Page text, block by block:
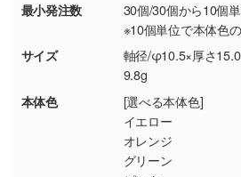
DIC・PANTONEなどのカラー
現物支給による色指定も承っ
しく見る
・背景がある画像からキャラ
使いたいです
シンプルな背景のデータや、
ター部分の輪郭がはっきりし
・お客様の元で商品を加工さ
商品が破損した場合
・商品到着後7日以上経過し
・お客様のご都合による返品
品・色・数量などの注文間違い
最小発注数
30個/30個から10個
※10個単位で本体色
サイズ
軸径/φ10.5×厚さ
9.8g
本体色
[選べる本体色]
イエロー
オレンジ
グリーン